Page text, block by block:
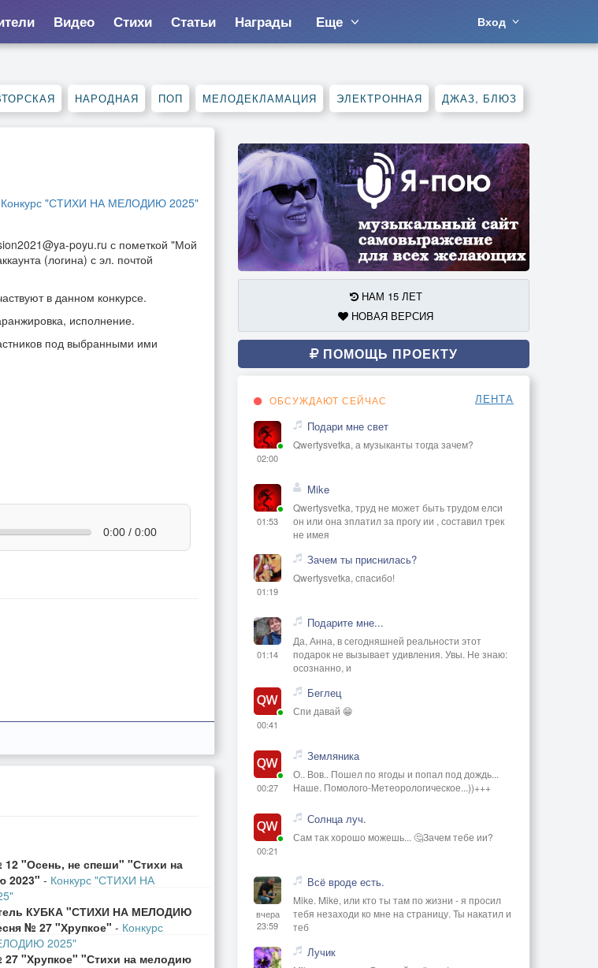
Видео Стихи Статьи Награды Еще Вход
НАРОДНАЯ ПОП МЕЛОДЕКЛАМАЦИЯ ЭЛЕКТРОННАЯ ДЖАЗ, БЛЮЗ
Конкурс "СТИХИ НА МЕЛОДИЮ 2025"
poyu.ru с пометкой "Мой
(логина) с эл. почтой
в данном конкурсе.
исполнение.
под выбранными ими
0:00 / 0:00
"Осень, не спеши" "Стихи на
2023" - Конкурс "СТИХИ НА
КУБКА "СТИХИ НА МЕЛОДИЮ
№ 27 "Хрупкое" - Конкурс
2025"
27 "Хрупкое" "Стихи на мелодию
НАМ 15 ЛЕТ
НОВАЯ ВЕРСИЯ
ПОМОЩЬ ПРОЕКТУ
ОБСУЖДАЮТ СЕЙЧАС ЛЕНТА
02:00
Подари мне свет
Qwertysvetka, а музыканты тогда зачем?
01:53
Mike
Qwertysvetka, труд не может быть трудом елси
он или она зплатил за прогу ии , составил трек
не имея
01:19
Зачем ты приснилась?
Qwertysvetka, спасибо!
01:14
Подарите мне...
Да, Анна, в сегодняшней реальности этот
подарок не вызывает удивления. Увы. Не знаю:
осознанно, и
00:41
Беглец
Спи давай 😁
00:27
Земляника
О.. Вов.. Пошел по ягоды и попал под дождь...
Наше. Помолого-Метеорологическое...))+++
00:21
Солнца луч.
Сам так хорошо можешь... 🤔Зачем тебе ии?
вчера
23:59
Всё вроде есть.
Mike. Mike, или кто ты там по жизни - я просил
тебя незаходи ко мне на страницу. Ты накатил и
теб
Лучик